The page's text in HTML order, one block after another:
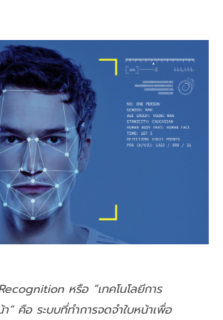
หรือ “เทคโนโลยีการ
า” คือ ระบบที่ทำการจดจำใบหน้าเพื่อ